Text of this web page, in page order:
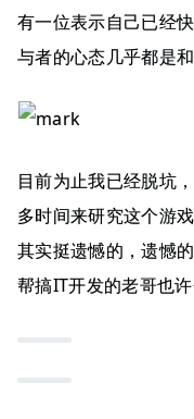
有一位表示自己已经
与者的心态几乎都是和
目前为止我已经脱坑
多时间来研究这个游
其实挺遗憾的，遗憾
帮搞IT开发的老哥也